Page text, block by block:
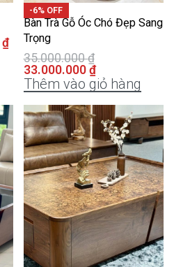
₫
-6% OFF
Bàn Trà Gỗ Óc Chó Đẹp Sang
Trọng
35.000.000₫
33.000.000 ₫
Thêm vào giỏ hàng